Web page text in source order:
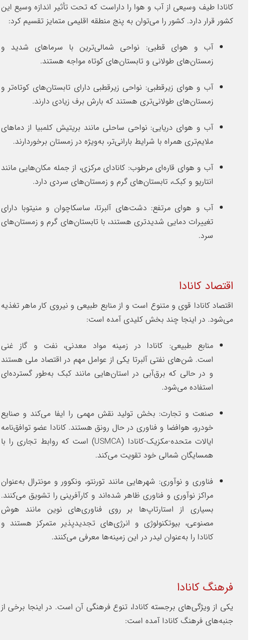
کانادا طیف وسیعی از آب و هوا را داراست که تحت تأثیر اندازه وسیع این
کشور قرار دارد. کشور را می‌توان به پنج منطقه اقلیمی متمایز تقسیم کرد:
آب و هوای قطبی: نواحی شمالی‌ترین با سرماهای شدید و
زمستان‌های طولانی و تابستان‌های کوتاه مواجه هستند.
آب و هوای زیرقطبی: نواحی زیرقطبی دارای تابستان‌های کوتاه‌تر و
زمستان‌های طولانی‌تری هستند که بارش برف زیادی دارند.
آب و هوای دریایی: نواحی ساحلی مانند بریتیش کلمبیا از دماهای
ملایم‌تری همراه با شرایط بارانی‌تر، به‌ویژه در زمستان برخوردارند.
آب و هوای قاره‌ای مرطوب: کانادای مرکزی، از جمله مکان‌هایی مانند
انتاریو و کبک، تابستان‌های گرم و زمستان‌های سردی دارد.
آب و هوای مرتفع: دشت‌های آلبرتا، ساسکاچوان و منیتوبا دارای
تغییرات دمایی شدیدتری هستند، با تابستان‌های گرم و زمستان‌های
سرد.
اقتصاد کانادا
اقتصاد کانادا قوی و متنوع است و از منابع طبیعی و نیروی کار ماهر تغذیه
می‌شود. در اینجا چند بخش کلیدی آمده است:
منابع طبیعی: کانادا در زمینه مواد معدنی، نفت و گاز غنی
است. شن‌های نفتی آلبرتا یکی از عوامل مهم در اقتصاد ملی هستند
و در حالی که برق‌آبی در استان‌هایی مانند کبک به‌طور گسترده‌ای
استفاده می‌شود.
صنعت و تجارت: بخش تولید نقش مهمی را ایفا می‌کند و صنایع
خودرو، هوافضا و فناوری در حال رونق هستند. کانادا عضو توافق‌نامه
ایالات متحده-مکزیک-کانادا (USMCA) است که روابط تجاری را با
همسایگان شمالی خود تقویت می‌کند.
فناوری و نوآوری: شهرهایی مانند تورنتو، ونکوور و مونترال به‌عنوان
مراکز نوآوری و فناوری ظاهر شده‌اند و کارآفرینی را تشویق می‌کنند.
بسیاری از استارتاپ‌ها بر روی فناوری‌های نوین مانند هوش
مصنوعی، بیوتکنولوژی و انرژی‌های تجدیدپذیر متمرکز هستند و
کانادا را به‌عنوان لیدر در این زمینه‌ها معرفی می‌کنند.
فرهنگ کانادا
یکی از ویژگی‌های برجسته کانادا، تنوع فرهنگی آن است. در اینجا برخی از
جنبه‌های فرهنگ کانادا آمده است: